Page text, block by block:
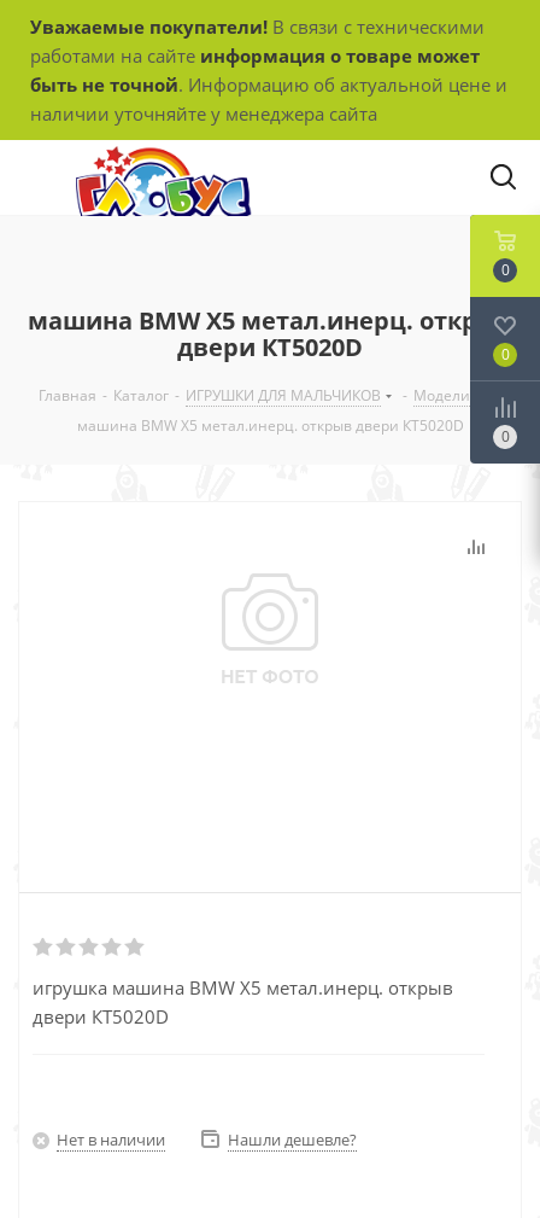
Уважаемые покупатели! В связи с техническими
работами на сайте информация о товаре может
быть не точной. Информацию об актуальной цене и
наличии уточняйте у менеджера сайта
машина BMW X5 метал.инерц. открыв
двери КТ5020D
Главная - Каталог - ИГРУШКИ ДЛЯ МАЛЬЧИКОВ - Модели
машина BMW X5 метал.инерц. открыв двери КТ5020D
игрушка машина BMW X5 метал.инерц. открыв
двери КТ5020D
Нет в наличии Нашли дешевле?
0
0
0